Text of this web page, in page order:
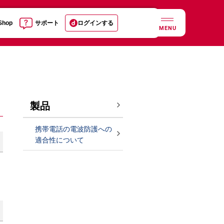
サポート ログインする
MENU
製品
携帯電話の電波防護への
適合性について